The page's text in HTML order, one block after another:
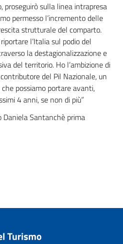
proseguirò sulla linea intrapresa
permesso l’incremento delle
strutturale del comparto.
l’Italia sul podio del
la destagionalizzazione e
del territorio. Ho l’ambizione di
del Pil Nazionale, un
possiamo portare avanti,
4 anni, se non di più”
Daniela Santanchè prima